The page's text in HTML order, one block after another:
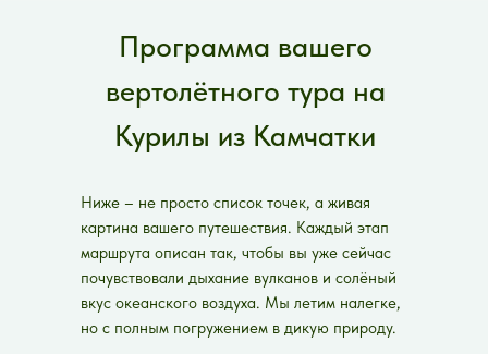
Программа вашего
вертолётного тура на
Курилы из Камчатки
Ниже – не просто список точек, а живая
картина вашего путешествия. Каждый этап
маршрута описан так, чтобы вы уже сейчас
почувствовали дыхание вулканов и солёный
вкус океанского воздуха. Мы летим налегке,
но с полным погружением в дикую природу.